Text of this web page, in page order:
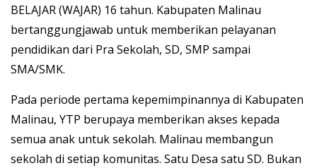
BELAJAR (WAJAR) 16 tahun. Kabupaten Malinau
bertanggungjawab untuk memberikan pelayanan
pendidikan dari Pra Sekolah, SD, SMP sampai
SMA/SMK.
Pada periode pertama kepemimpinannya di Kabupaten
Malinau, YTP berupaya memberikan akses kepada
semua anak untuk sekolah. Malinau membangun
sekolah di setiap komunitas. Satu Desa satu SD. Bukan